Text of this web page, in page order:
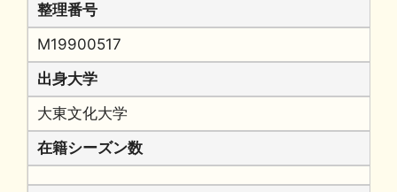
整理番号
M19900517
出身大学
大東文化大学
在籍シーズン数